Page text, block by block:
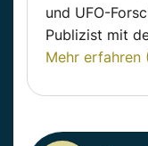
und UFO-
Publizist mit
Mehr erfahren